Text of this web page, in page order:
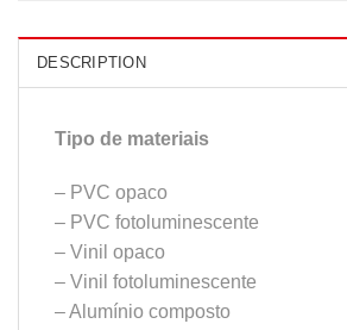
DESCRIPTION
Tipo de materiais
– PVC opaco
– PVC fotoluminescente
– Vinil opaco
– Vinil fotoluminescente
– Alumínio composto